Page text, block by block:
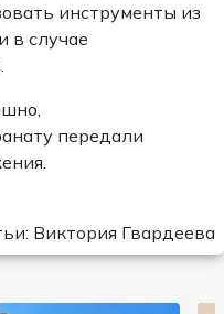
инструменты из
в случае
передали
Виктория Гвардеева